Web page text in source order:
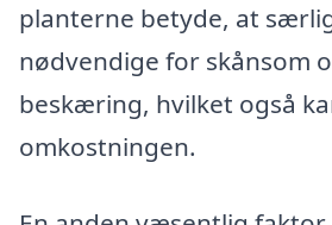
planterne betyde, at
nødvendige for skånsom
beskæring, hvilket også
omkostningen.